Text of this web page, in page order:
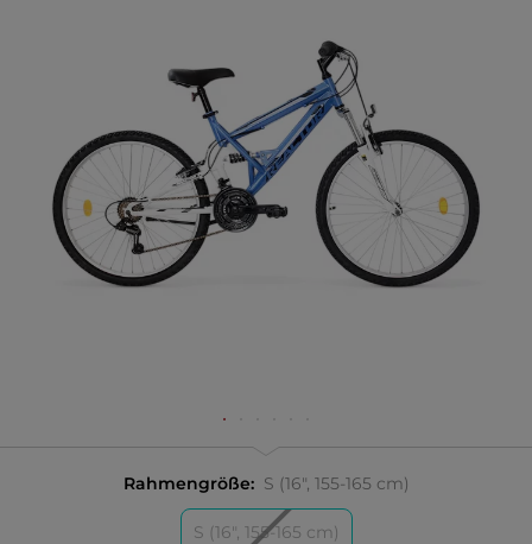
Rahmengröße: S (16", 155-165 cm)
S (16", 155-165 cm)